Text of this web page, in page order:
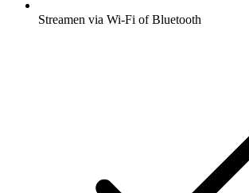
Streamen via Wi-Fi of Bluetooth